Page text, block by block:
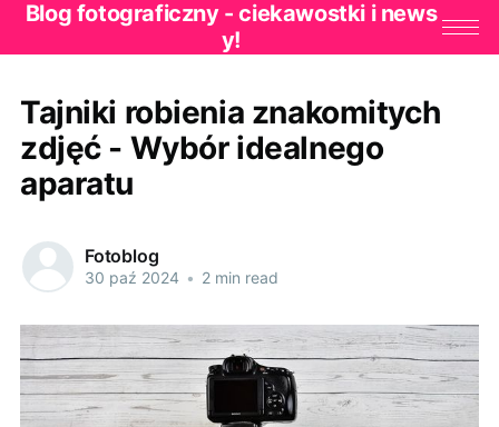
Blog fotograficzny - ciekawostki i news
y!
Tajniki robienia znakomitych
zdjęć - Wybór idealnego
aparatu
Fotoblog
30 paź 2024 • 2 min read